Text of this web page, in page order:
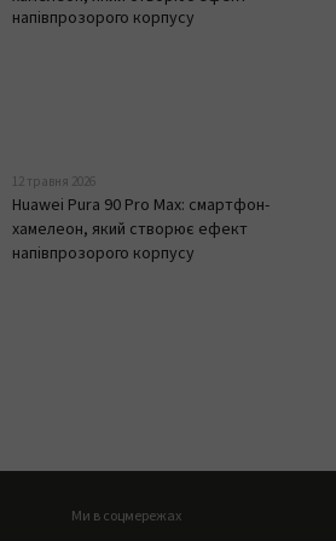
12 травня 2026
Huawei Pura 90 Pro Max: смартфон-
хамелеон, який створює ефект
напівпрозорого корпусу
Ми в соцмережах